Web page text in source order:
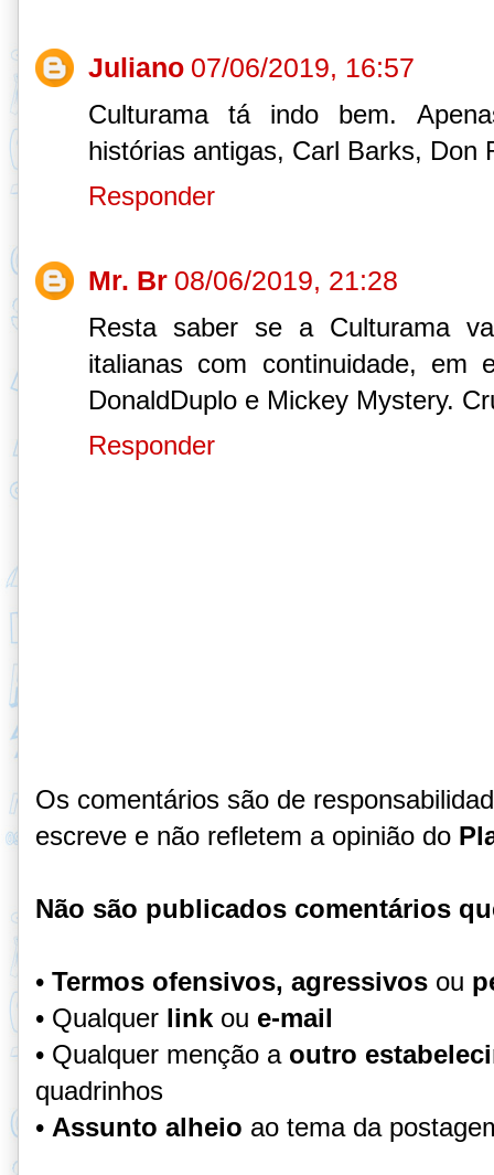
Juliano 07/06/2019, 16:57
Culturama tá indo bem.
histórias antigas, Carl Barks, Don
Responder
Mr. Br 08/06/2019, 21:28
Resta saber se a Culturama
italianas com continuidade, em
DonaldDuplo e Mickey Mystery.
Responder
Os comentários são de
escreve e não refletem a opinião do
Não são publicados comentários
• Termos ofensivos, agressivos ou
• Qualquer link ou e-mail
• Qualquer menção a outro
quadrinhos
• Assunto alheio ao tema da